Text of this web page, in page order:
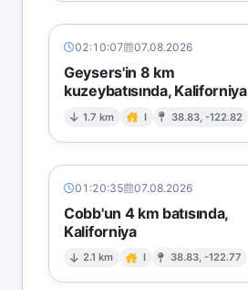
02:10:07 07.08.2026
Geysers'in 8 km
kuzeybatısında, Kaliforniya
1.7 km I 38.83, -122.82
01:20:35 07.08.2026
Cobb'un 4 km batısında,
Kaliforniya
2.1 km I 38.83, -122.77